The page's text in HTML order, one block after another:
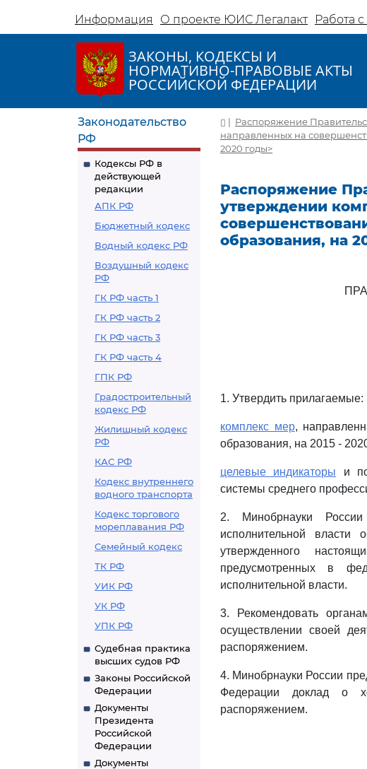
Информация О проекте ЮИС Легалакт Работа
ЗАКОНЫ, КОДЕКСЫ И
НОРМАТИВНО-ПРАВОВЫЕ АКТЫ
РОССИЙСКОЙ ФЕДЕРАЦИИ
Законодательство
РФ
Кодексы РФ в
действующей
редакции
АПК РФ
Бюджетный кодекс
Водный кодекс РФ
Воздушный кодекс
РФ
ГК РФ часть 1
ГК РФ часть 2
ГК РФ часть 3
ГК РФ часть 4
ГПК РФ
Градостроительный
кодекс РФ
Жилищный кодекс
РФ
КАС РФ
Кодекс внутреннего
водного транспорта
Кодекс торгового
мореплавания РФ
Семейный кодекс
ТК РФ
УИК РФ
УК РФ
УПК РФ
Судебная практика
высших судов РФ
Законы Российской
Федерации
Документы
Президента
Российской
Федерации
Документы
| Распоряжение
направленных на
2020 годы>
Распоряжение
утверждении
образования, на
1. Утвердить прилагаемые:
комплекс мер,
образования, на 2015 -
целевые индикаторы и
системы среднего
2. Минобрнауки
исполнительной власти
утвержденного
предусмотренных в
исполнительной власти.
3. Рекомендовать
осуществлении своей
распоряжением.
4. Минобрнауки России
Федерации доклад о
распоряжением.